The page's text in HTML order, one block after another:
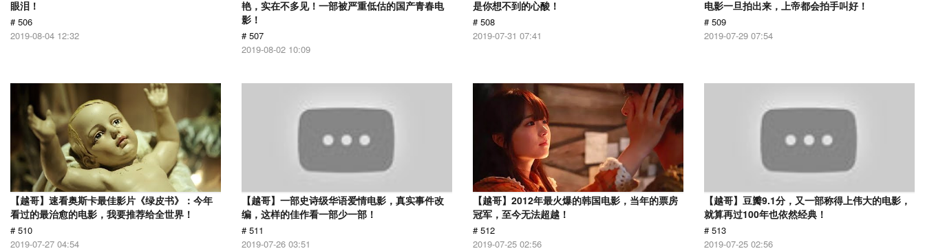
眼泪！
# 506
2019-08-04 12:32
艳，实在不多见！一部被严重低估的国产青春电
影！
# 507
2019-08-02 10:09
是你想不到的心酸！
# 508
2019-07-31 07:41
电影一旦拍出来，上帝都会拍手叫好！
# 509
2019-07-29 07:54
【越哥】速看奥斯卡最佳影片《绿皮书》：今年
看过的最治愈的电影，我要推荐给全世界！
# 510
2019-07-27 04:54
【越哥】一部史诗级华语爱情电影，真实事件改
编，这样的佳作看一部少一部！
# 511
2019-07-26 03:51
【越哥】2012年最火爆的韩国电影，当年的票房
冠军，至今无法超越！
# 512
2019-07-25 02:56
【越哥】豆瓣9.1分，又一部称得上伟大的电影，
就算再过100年也依然经典！
# 513
2019-07-25 02:56